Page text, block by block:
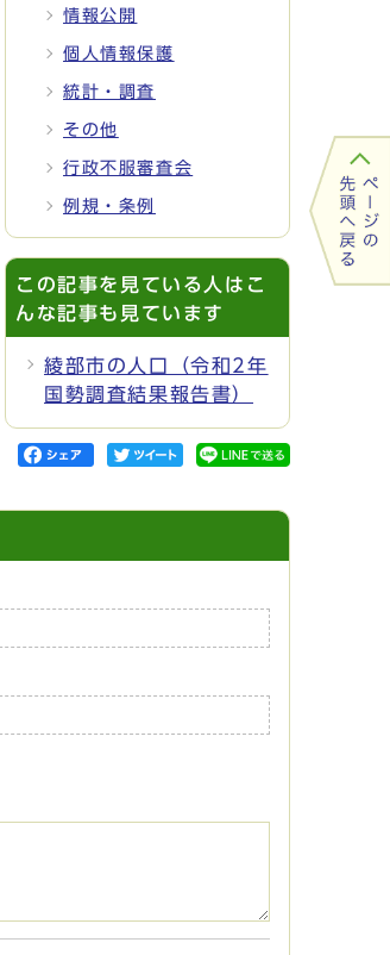
情報公開
個人情報保護
統計・調査
その他
行政不服審査会
例規・条例
この記事を見ている人はこ
んな記事も見ています
綾部市の人口（令和2年
国勢調査結果報告書）